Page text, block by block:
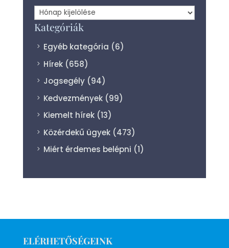
Archívum
Kategóriák
Egyéb kategória (6)
Hírek (658)
Jogsegély (94)
Kedvezmények (99)
Kiemelt hírek (13)
Közérdekű ügyek (473)
Miért érdemes belépni (1)
ELÉRHETŐSÉGEINK